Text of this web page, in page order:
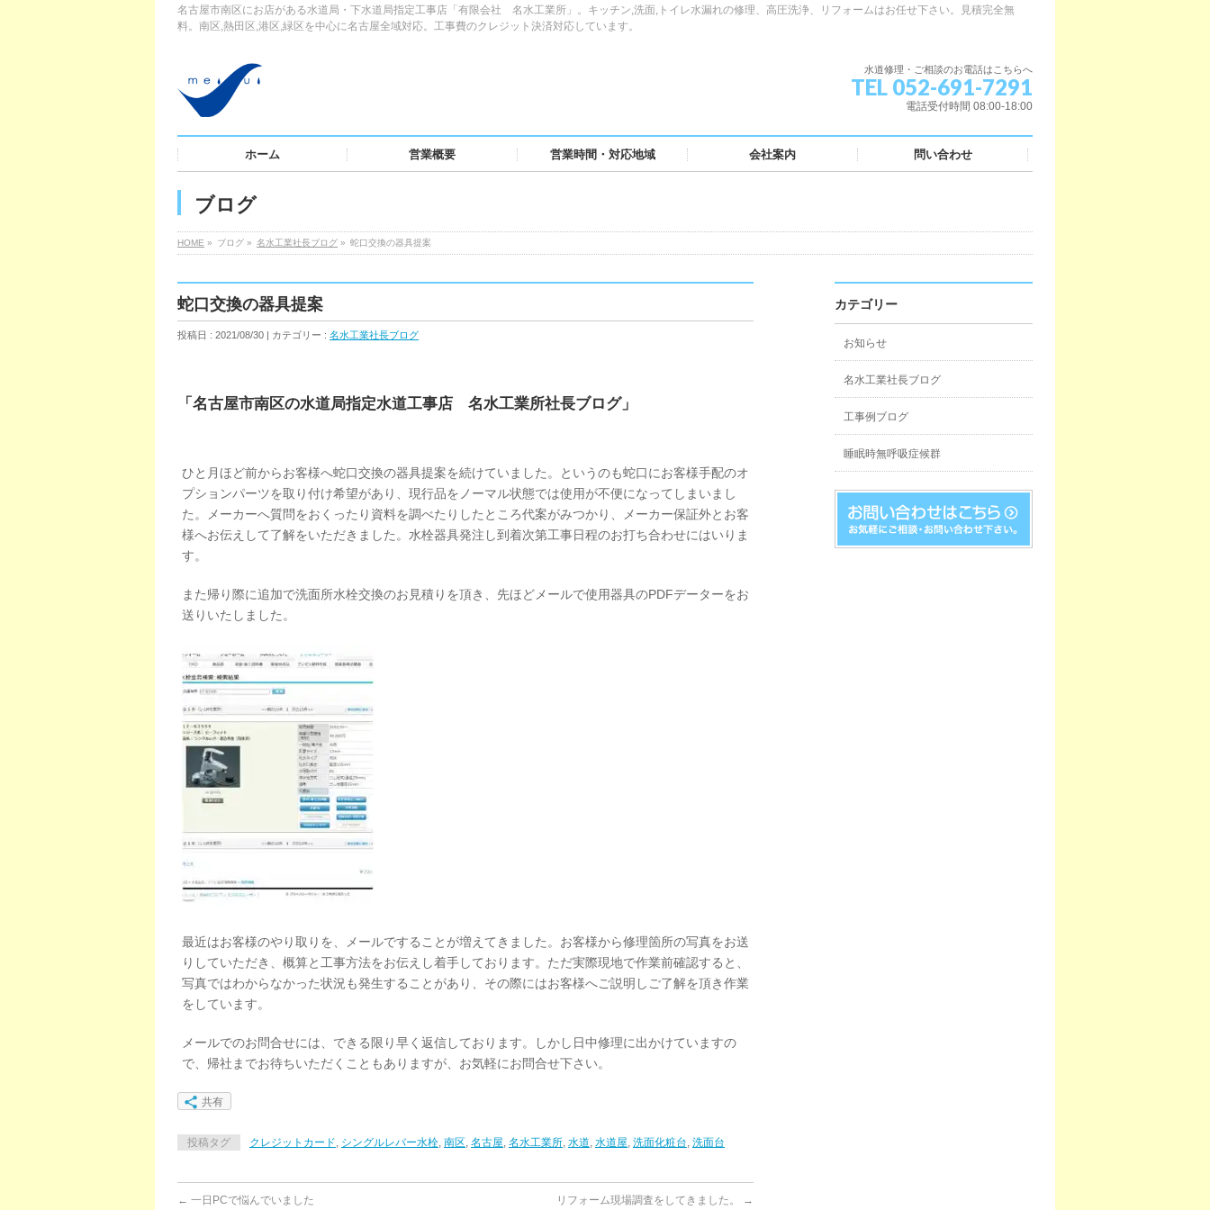
名古屋市南区にお店がある水道局・下水道局指定工事店「有限会社 名水工業所」。キッチン,洗面,トイレ水漏れの修理、高圧洗浄、リフォームはお任せ下さい。見積完全無
料。南区,熱田区,港区,緑区を中心に名古屋全域対応。工事費のクレジット決済対応しています。
水道修理・ご相談のお電話はこちらへ
TEL 052-691-7291
電話受付時間 08:00-18:00
ホーム 営業概要 営業時間・対応地域 会社案内 問い合わせ
ブログ
HOME » ブログ » 名水工業社長ブログ » 蛇口交換の器具提案
蛇口交換の器具提案
投稿日 : 2021/08/30 | カテゴリー : 名水工業社長ブログ
「名古屋市南区の水道局指定水道工事店 名水工業所社長ブログ」
ひと月ほど前からお客様へ蛇口交換の器具提案を続けていました。というのも蛇口にお客様手配のオ
プションパーツを取り付け希望があり、現行品をノーマル状態では使用が不便になってしまいまし
た。メーカーへ質問をおくったり資料を調べたりしたところ代案がみつかり、メーカー保証外とお客
様へお伝えして了解をいただきました。水栓器具発注し到着次第工事日程のお打ち合わせにはいりま
す。
また帰り際に追加で洗面所水栓交換のお見積りを頂き、先ほどメールで使用器具のPDFデーターをお
送りいたしました。
最近はお客様のやり取りを、メールですることが増えてきました。お客様から修理箇所の写真をお送
りしていただき、概算と工事方法をお伝えし着手しております。ただ実際現地で作業前確認すると、
写真ではわからなかった状況も発生することがあり、その際にはお客様へご説明しご了解を頂き作業
をしています。
メールでのお問合せには、できる限り早く返信しております。しかし日中修理に出かけていますの
で、帰社までお待ちいただくこともありますが、お気軽にお問合せ下さい。
共有
投稿タグ クレジットカード, シングルレバー水栓, 南区, 名古屋, 名水工業所, 水道, 水道屋, 洗面化粧台, 洗面台
← 一日PCで悩んでいました リフォーム現場調査をしてきました。 →
カテゴリー
お知らせ
名水工業社長ブログ
工事例ブログ
睡眠時無呼吸症候群